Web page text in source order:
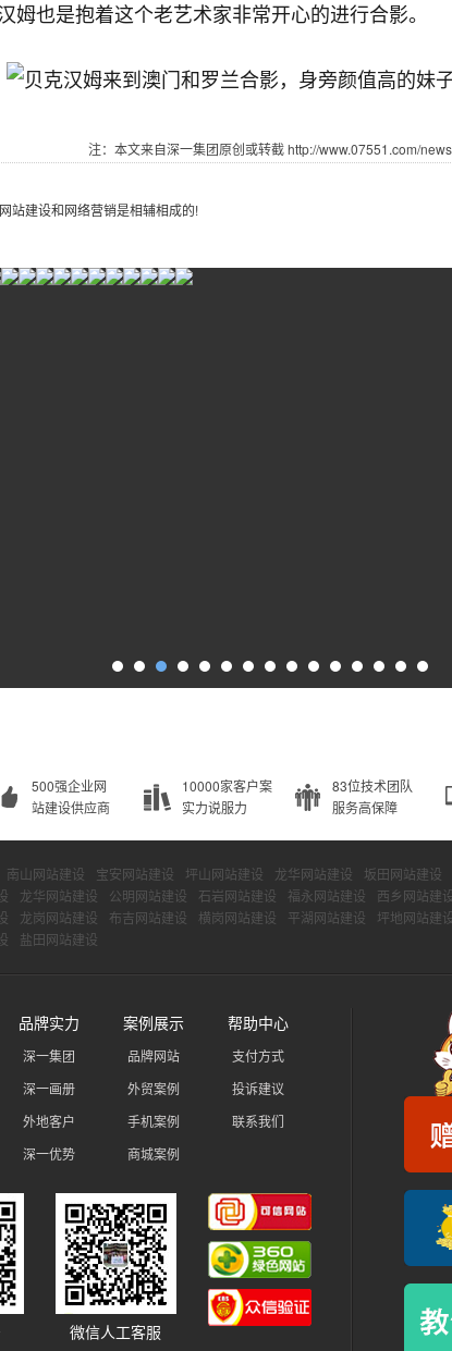
姆也是抱着这个老艺术家非常开心的进行合影。
注：本文来自深一集团原创或转截 http://www.07551.com/
站建设和网络营销是相辅相成的!
500强企业网
站建设供应商
10000家客户案
实力说服力
83位技术团队
服务高保障
南山网站建设 宝安网站建设 坪山网站建设 龙华网站建设 坂田网站建设
龙华网站建设 公明网站建设 石岩网站建设 福永网站建设 西乡网站建
龙岗网站建设 布吉网站建设 横岗网站建设 平湖网站建设 坪地网站建
盐田网站建设
品牌实力
深一集团
深一画册
外地客户
深一优势
案例展示
品牌网站
外贸案例
手机案例
商城案例
帮助中心
支付方式
投诉建议
联系我们
微信人工客服